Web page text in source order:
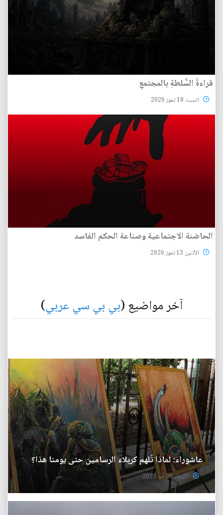
قراءةُ السُّلطةِ بالمجتمعِ
السبت 18 تموز 2026
الحاضنة الاجتماعية وصناعة الحكم الفاسد
الأثنين 13 تموز 2026
آخر مواضيع (بي بي سي عربي)
عاشوراء: لماذا تُلهم كربلاء الرسامين حتى يومنا هذا؟
الأربعاء 09 آب 2023